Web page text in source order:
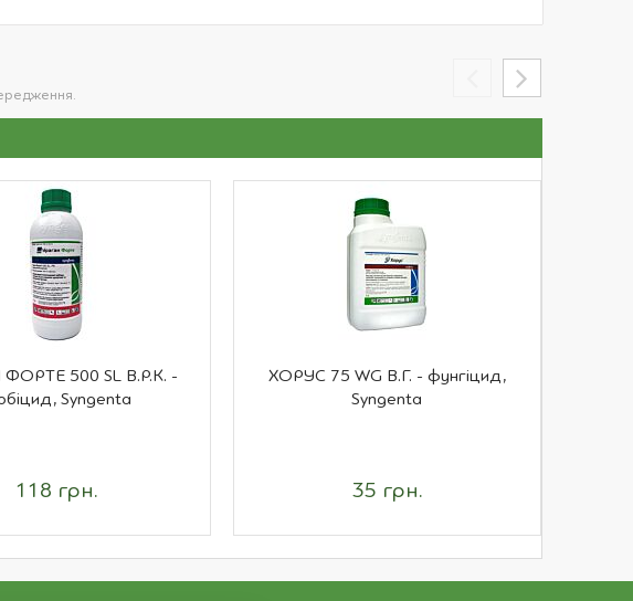
500 SL В.Р.К. -
Syngenta
118 грн.
ХОРУС 75 WG В.Г. - фунгіцид,
Syngenta
35 грн.